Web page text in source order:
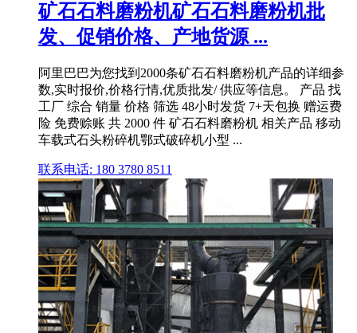
矿石石料磨粉机矿石石料磨粉机批
发、促销价格、产地货源 ...
阿里巴巴为您找到2000条矿石石料磨粉机产品的详细参
数,实时报价,价格行情,优质批发/ 供应等信息。 产品 找
工厂 综合 销量 价格 筛选 48小时发货 7+天包换 赠运费
险 免费赊账 共 2000 件 矿石石料磨粉机 相关产品 移动
车载式石头粉碎机鄂式破碎机小型 ...
联系电话: 180 3780 8511